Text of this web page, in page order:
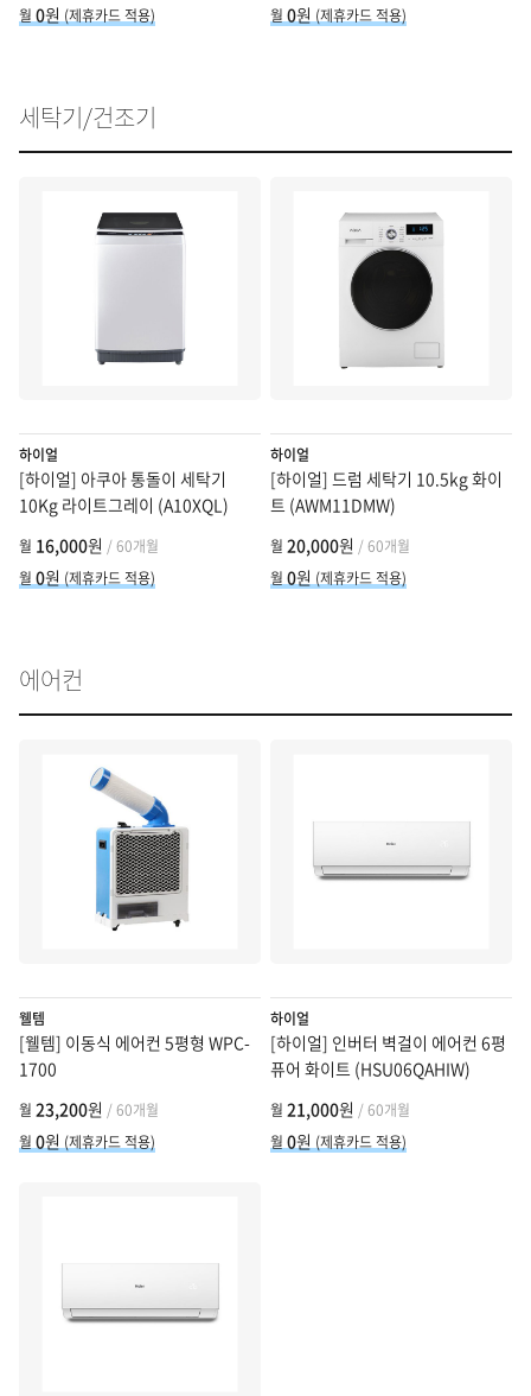
월 0원 (제휴카드 적용)
월 0원 (제휴카드 적용)
세탁기/건조기
하이얼
[하이얼] 아쿠아 통돌이 세탁기
10Kg 라이트그레이 (A10XQL)
월 16,000원 / 60개월
월 0원 (제휴카드 적용)
하이얼
[하이얼] 드럼 세탁기 10.5kg 화이
트 (AWM11DMW)
월 20,000원 / 60개월
월 0원 (제휴카드 적용)
에어컨
웰템
[웰템] 이동식 에어컨 5평형 WPC-
1700
월 23,200원 / 60개월
월 0원 (제휴카드 적용)
하이얼
[하이얼] 인버터 벽걸이 에어컨 6평
퓨어 화이트 (HSU06QAHIW)
월 21,000원 / 60개월
월 0원 (제휴카드 적용)